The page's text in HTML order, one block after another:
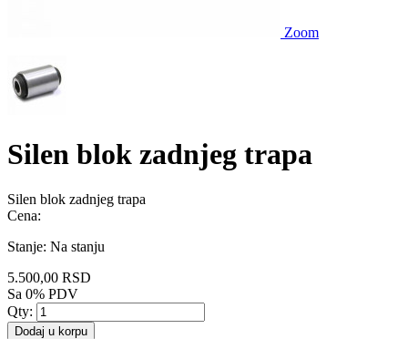
Zoom
Silen blok zadnjeg trapa
Silen blok zadnjeg trapa
Cena:
Stanje: Na stanju
5.500,00 RSD
Sa 0% PDV
Qty:
Dodaj u korpu